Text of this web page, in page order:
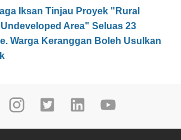
Iksan Tinjau Proyek "Rural
Area" Seluas 23
Warga Keranggan Boleh Usulkan